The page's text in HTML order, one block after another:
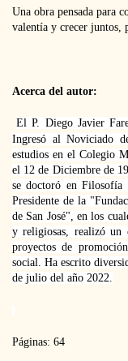
Una obra pensada para
valentía y crecer juntos,
Acerca del autor:
El P. Diego Javier
Ingresó al Noviciado
estudios en el Colegio
el 12 de Diciembre de
se doctoró en
Presidente de la
de San José", en los
y religiosas, realizó un
proyectos de
social. Ha escrito
de julio del año 2022.
Páginas: 64